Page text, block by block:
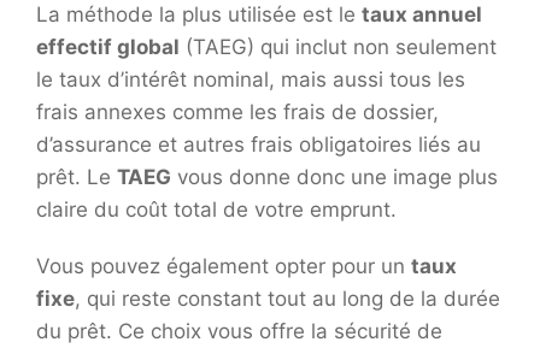
La méthode la plus utilisée est le taux annuel
effectif global (TAEG) qui inclut non seulement
le taux d’intérêt nominal, mais aussi tous les
frais annexes comme les frais de dossier,
d’assurance et autres frais obligatoires liés au
prêt. Le TAEG vous donne donc une image plus
claire du coût total de votre emprunt.
Vous pouvez également opter pour un taux
fixe, qui reste constant tout au long de la durée
du prêt. Ce choix vous offre la sécurité de